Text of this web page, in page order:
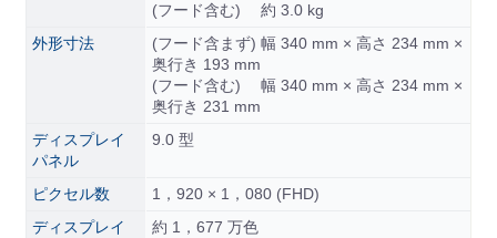
(フード含む) 約 3.0 kg
外形寸法
(フード含まず) 幅 340 mm × 高さ 234 mm ×
奥行き 193 mm
(フード含む) 幅 340 mm × 高さ 234 mm ×
奥行き 231 mm
ディスプレイ
パネル
9.0 型
ピクセル数
1，920 × 1，080 (FHD)
ディスプレイ
約 1，677 万色